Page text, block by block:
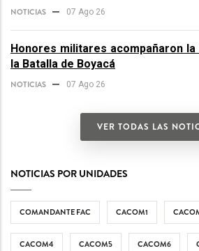
NOTICIAS 07 Ago 26
Honores militares acompañaron
la Batalla de Boyacá
NOTICIAS 07 Ago 26
VER TODAS LAS
NOTICIAS POR UNIDADES
COMANDANTE FAC CACOM1
CACOM4 CACOM5 CACOM6